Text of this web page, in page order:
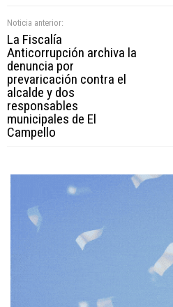
Noticia anterior:
La Fiscalía
Anticorrupción archiva la
denuncia por
prevaricación contra el
alcalde y dos
responsables
municipales de El
Campello